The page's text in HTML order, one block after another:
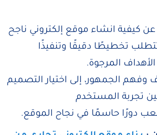
كيفية انشاء موقع إلكتروني ناجح
تخطيطًا دقيقًا وتنفيذًا
المرجوة.
وفهم الجمهور، إلى اختيار التصميم
تجربة المستخدم
دورًا حاسمًا في نجاح الموقع.